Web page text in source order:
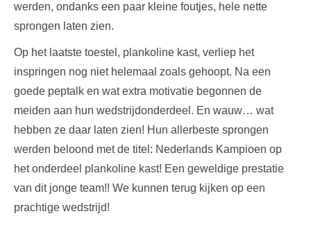
werden, ondanks een paar kleine foutjes, hele nette
sprongen laten zien.
Op het laatste toestel, plankoline kast, verliep het
inspringen nog niet helemaal zoals gehoopt. Na een
goede peptalk en wat extra motivatie begonnen de
meiden aan hun wedstrijdonderdeel. En wauw… wat
hebben ze daar laten zien! Hun allerbeste sprongen
werden beloond met de titel: Nederlands Kampioen op
het onderdeel plankoline kast! Een geweldige prestatie
van dit jonge team!! We kunnen terug kijken op een
prachtige wedstrijd!